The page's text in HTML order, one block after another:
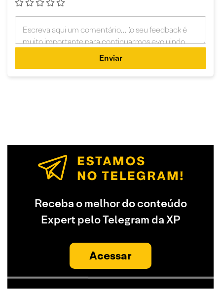
Enviar
Receba o melhor do conteúdo
Expert pelo Telegram da XP
Acessar